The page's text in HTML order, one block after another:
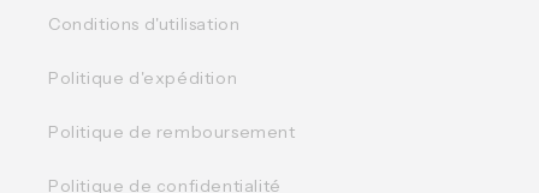
Conditions d'utilisation
Politique d'expédition
Politique de remboursement
Politique de confidentialité